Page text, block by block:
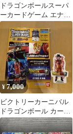
ドラゴンボールスーパ
ーカードゲーム エナジ
ーマーカー E-154
¥7,000
ビクトリーカーニバル
ドラゴンボール カード
シール